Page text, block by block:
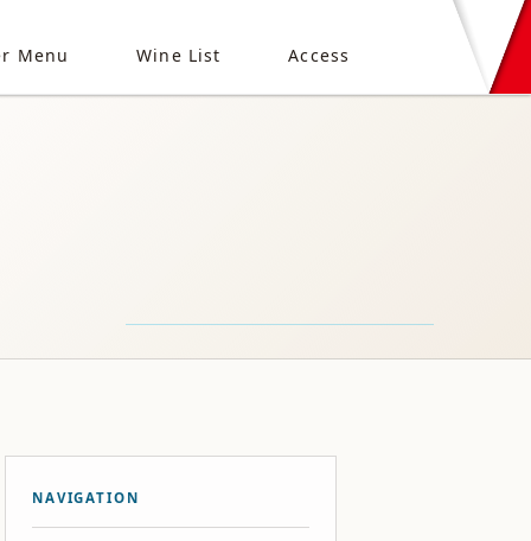
Menu Wine List Access
NAVIGATION